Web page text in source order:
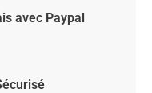
avec Paypal